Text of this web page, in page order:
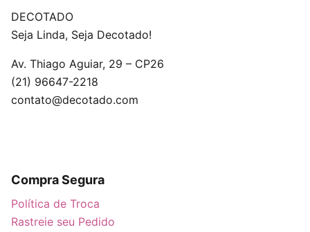
DECOTADO
Seja Linda, Seja Decotado!
Av. Thiago Aguiar, 29 – CP26
(21) 96647-2218
contato@decotado.com
Compra Segura
Política de Troca
Rastreie seu Pedido